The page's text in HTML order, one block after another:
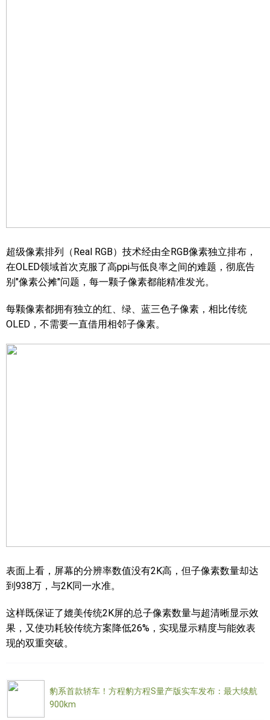
超级像素排列（Real RGB）技术经由全RGB像素独立排布，
在OLED领域首次克服了高ppi与低良率之间的难题，彻底告
别"像素公摊"问题，每一颗子像素都能精准发光。
每颗像素都拥有独立的红、绿、蓝三色子像素，相比传统
OLED，不需要一直借用相邻子像素。
表面上看，屏幕的分辨率数值没有2K高，但子像素数量却达
到938万，与2K同一水准。
这样既保证了媲美传统2K屏的总子像素数量与超清晰显示效
果，又使功耗较传统方案降低26%，实现显示精度与能效表
现的双重突破。
豹系首款轿车！方程豹方程S量产版实车发布：最大续航
900km